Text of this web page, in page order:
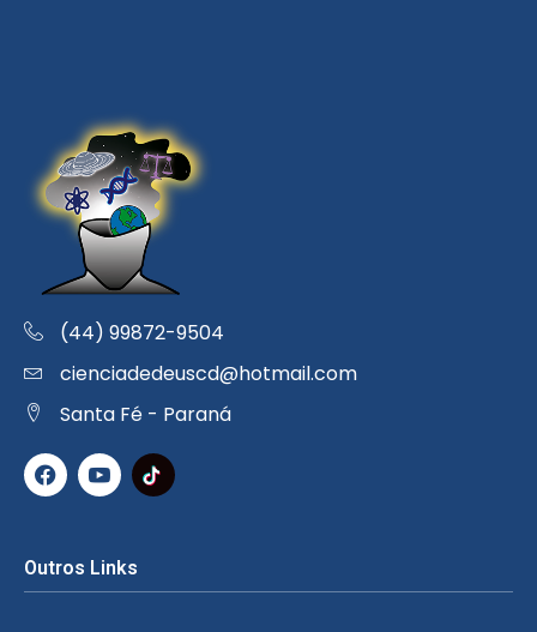
(44) 99872-9504
cienciadedeuscd@hotmail.com
Santa Fé - Paraná
Outros Links